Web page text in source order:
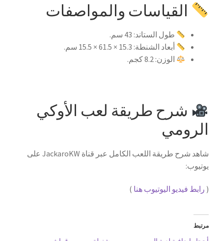
القياسات والمواصفات
طول الستاند: 43 سم.
أبعاد الشنطة: 15.3 × 61.5 × 15.5 سم.
الوزن: 8.2 كجم.
شرح طريقة لعب الأوكي
الرومي
شاهد شرح طريقة اللعب الكامل عبر قناة JackaroKW على
يوتيوب:
( رابط فيديو اليوتيوب هنا )
مرتبط